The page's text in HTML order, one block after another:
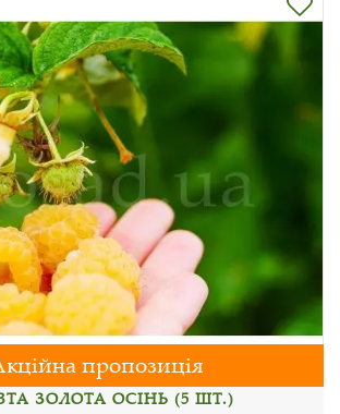
пропозиція
ЗОЛОТА ОСІНЬ (5 ШТ.)